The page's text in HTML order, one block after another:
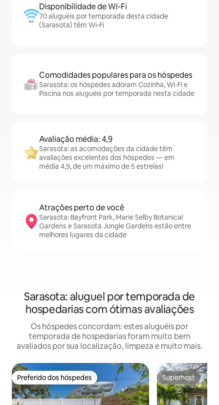
Disponibilidade de Wi-Fi
70 aluguéis por temporada desta cidade
(Sarasota) têm Wi-Fi
Comodidades populares para os hóspedes
Sarasota: os hóspedes adoram Cozinha, Wi-Fi e
Piscina nos aluguéis por temporada nesta cidade
Avaliação média: 4,9
Sarasota: as acomodações da cidade têm
avaliações excelentes dos hóspedes — em
média 4,9, de um máximo de 5 estrelas!
Atrações perto de você
Sarasota: Bayfront Park, Marie Selby Botanical
Gardens e Sarasota Jungle Gardens estão entre
melhores lugares da cidade
Sarasota: aluguel por temporada de
hospedarias com ótimas avaliações
Os hóspedes concordam: estes aluguéis por
temporada de hospedarias foram muito bem
avaliados por sua localização, limpeza e muito mais.
Preferido dos hóspedes
Preferido dos hóspedes Superhost
Superhost